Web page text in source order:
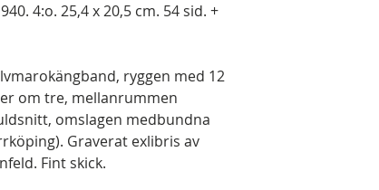
4:o. 25,4 x 20,5 cm. 54 sid. +
ryggen med 12
om tre, mellanrummen
omslagen medbundna
Graverat exlibris av
Fint skick.